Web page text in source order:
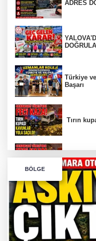
ADRES
Türkiye
Başarı
Tırın
Bursa’da
TONAMİ
BÖLGE